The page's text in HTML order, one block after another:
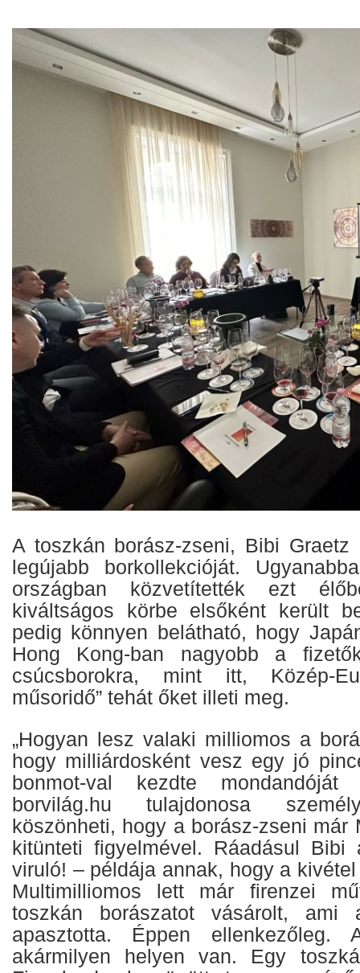
A toszkán borász-zseni, Bibi Graetz
legújabb borkollekcióját.
országban közvetítették ezt
kiváltságos körbe elsőként került
pedig könnyen belátható, hogy
Hong Kong-ban nagyobb a
csúcsborokra, mint itt, Közép-
műsoridő” tehát őket illeti meg.
„Hogyan lesz valaki milliomos a
hogy milliárdosként vesz egy jó
bonmot-val kezdte
borvilág.hu tulajdonosa
köszönheti, hogy a borász-zseni már
kitünteti figyelmével. Ráadásul
viruló! – példája annak, hogy a
Multimilliomos lett már firenzei
toszkán borászatot vásárolt, ami
apasztotta. Éppen ellenkezőleg.
akármilyen helyen van. Egy